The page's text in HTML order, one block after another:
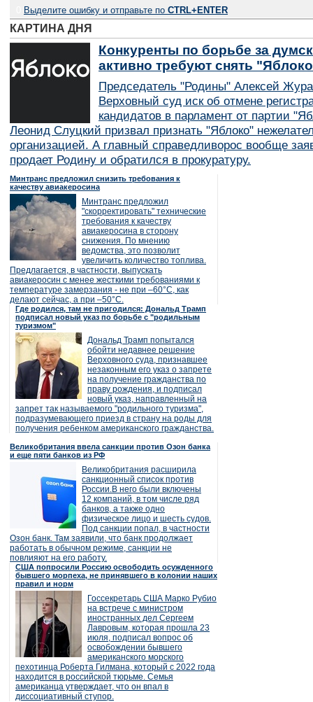
Выделите ошибку и отправьте по CTRL+ENTER
КАРТИНА ДНЯ
Конкуренты по борьбе за
активно требуют снять
Председатель "Родины" Алексей
Верховный суд иск об отмене
кандидатов в парламент от партии
Леонид Слуцкий призвал признать "Яблоко"
организацией. А главный справедливорос вообще
продает Родину и обратился в прокуратуру.
Минтранс предложил снизить требования к
качеству авиакеросина
Минтранс предложил
"скорректировать" технические
требования к качеству
авиакеросина в сторону
снижения. По мнению
ведомства, это позволит
увеличить количество топлива.
Предлагается, в частности, выпускать
авиакеросин с менее жесткими требованиями к
температуре замерзания - не при –60°C, как
делают сейчас, а при –50°C.
Где родился, там не пригодился: Дональд Трамп
подписал новый указ по борьбе с "родильным
туризмом"
Дональд Трамп попытался
обойти недавнее решение
Верховного суда, признавшее
незаконным его указ о запрете
на получение гражданства по
праву рождения, и подписал
новый указ, направленный на
запрет так называемого "родильного туризма",
подразумевающего приезд в страну на роды для
получения ребенком американского гражданства.
Великобритания ввела санкции против Озон банка
и еще пяти банков из РФ
Великобритания расширила
санкционный список против
России.В него были включены
12 компаний, в том числе ряд
банков, а также одно
физическое лицо и шесть судов.
Под санкции попал, в частности
Озон банк. Там заявили, что банк продолжает
работать в обычном режиме, санкции не
повлияют на его работу.
США попросили Россию освободить осужденного
бывшего морпеха, не принявшего в колонии наших
правил и норм
Госсекретарь США Марко Рубио
на встрече с министром
иностранных дел Сергеем
Лавровым, которая прошла 23
июля, подписал вопрос об
освобождении бывшего
американского морского
пехотинца Роберта Гилмана, который с 2022 года
находится в российской тюрьме. Семья
американца утверждает, что он впал в
диссоциативный ступор.